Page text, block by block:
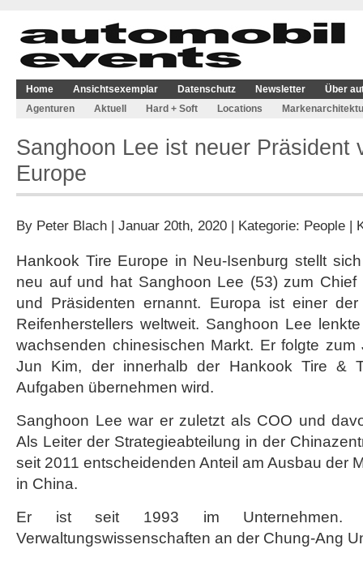
Home Ansichtsexemplar Datenschutz Newsletter
Über
Agenturen
Aktuell Hard + Soft Locations
Sanghoon Lee ist neuer Präsident
Europe
By Peter Blach | Januar 20th, 2020 | Kategorie: People |
Hankook Tire Europe in Neu-Isenburg stellt
neu auf und hat Sanghoon Lee (53) zum Chief
und Präsidenten ernannt. Europa ist einer
Reifenherstellers weltweit. Sanghoon Lee
wachsenden chinesischen Markt. Er folgte zum
Jun Kim, der innerhalb der Hankook Tire &
Aufgaben übernehmen wird.
Sanghoon Lee war er zuletzt als COO und
Als Leiter der Strategieabteilung in der
seit 2011 entscheidenden Anteil am Ausbau der
in China.
Er ist seit 1993 im Unternehmen.
Verwaltungswissenschaften an der Chung-Ang